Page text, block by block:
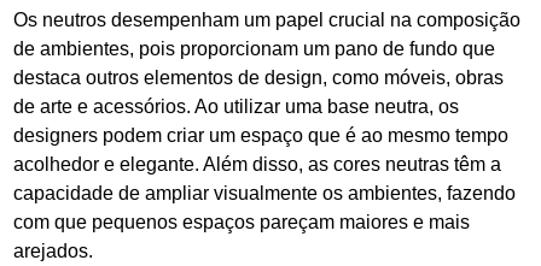
Os neutros desempenham um papel crucial na composição
de ambientes, pois proporcionam um pano de fundo que
destaca outros elementos de design, como móveis, obras
de arte e acessórios. Ao utilizar uma base neutra, os
designers podem criar um espaço que é ao mesmo tempo
acolhedor e elegante. Além disso, as cores neutras têm a
capacidade de ampliar visualmente os ambientes, fazendo
com que pequenos espaços pareçam maiores e mais
arejados.